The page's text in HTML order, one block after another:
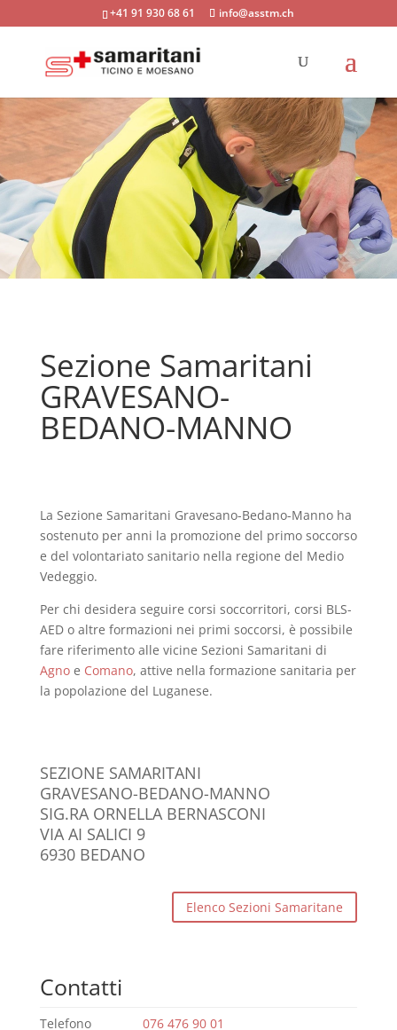
+41 91 930 68 61 info@asstm.ch
Sezione Samaritani
GRAVESANO-
BEDANO-MANNO
La Sezione Samaritani Gravesano-Bedano-Manno ha
sostenuto per anni la promozione del primo soccorso
e del volontariato sanitario nella regione del Medio
Vedeggio.
Per chi desidera seguire corsi soccorritori, corsi BLS-
AED o altre formazioni nei primi soccorsi, è possibile
fare riferimento alle vicine Sezioni Samaritani di
Agnoe Comano, attive nella formazione sanitaria per
la popolazione del Luganese.
SEZIONE SAMARITANI
GRAVESANO-BEDANO-MANNO
SIG.RA ORNELLA BERNASCONI
VIA AI SALICI 9
6930 BEDANO
Elenco Sezioni Samaritane
Contatti
Telefono
076 476 90 01